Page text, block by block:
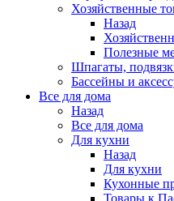
Хозяйственные
Назад
Полезные
Шпагаты,
Бассейны и
Все для дома
Назад
Все для дома
Для кухни
Назад
Для кухни
Кухонные
Товары к